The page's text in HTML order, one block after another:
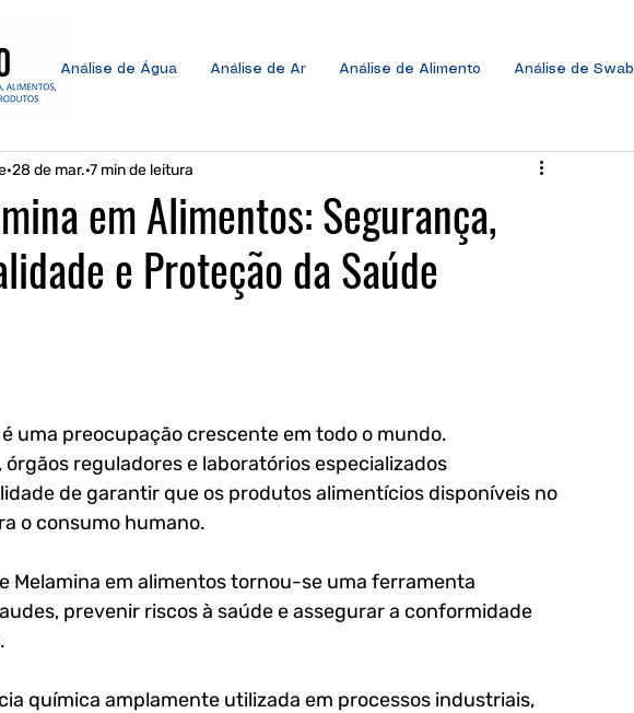
Análise de Água Análise de Ar Análise de Alimento Análise de Swab
em Alimentos: Segurança,
e Proteção da Saúde
28 de mar. 7 min de leitura
uma preocupação crescente em todo o mundo.
reguladores e laboratórios especializados
de garantir que os produtos alimentícios disponíveis no
o consumo humano.
Melamina em alimentos tornou-se uma ferramenta
prevenir riscos à saúde e assegurar a conformidade
química amplamente utilizada em processos industriais,